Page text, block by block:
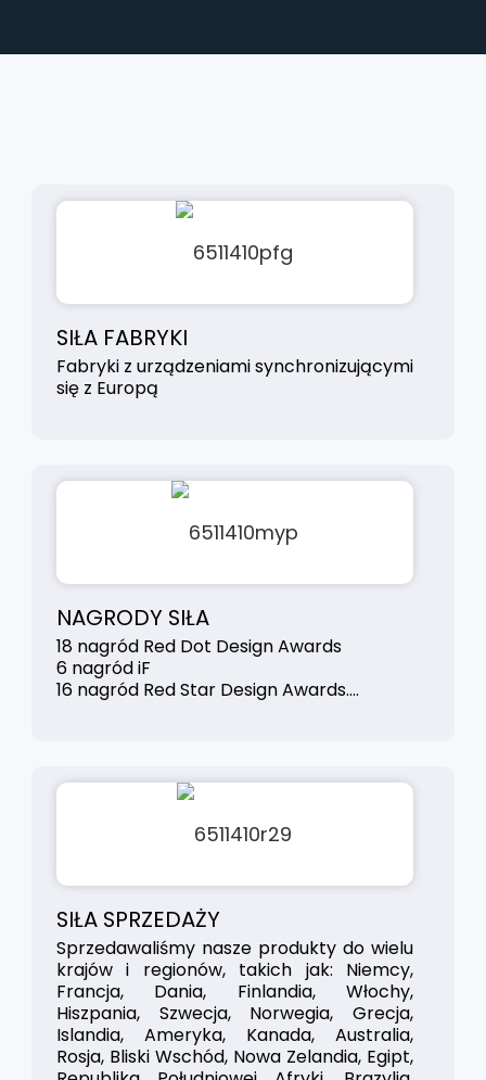
SIŁA FABRYKI
Fabryki z urządzeniami synchronizującymi
się z Europą
NAGRODY SIŁA
18 nagród Red Dot Design Awards
6 nagród iF
16 nagród Red Star Design Awards....
SIŁA SPRZEDAŻY
Sprzedawaliśmy nasze produkty do wielu
krajów i regionów, takich jak: Niemcy,
Francja, Dania, Finlandia, Włochy,
Hiszpania, Szwecja, Norwegia, Grecja,
Islandia, Ameryka, Kanada, Australia,
Rosja, Bliski Wschód, Nowa Zelandia, Egipt,